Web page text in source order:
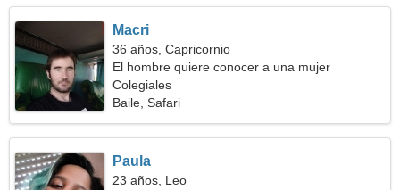
Macri
36 años, Capricornio
El hombre quiere conocer a una mujer
Colegiales
Baile, Safari
Paula
23 años, Leo